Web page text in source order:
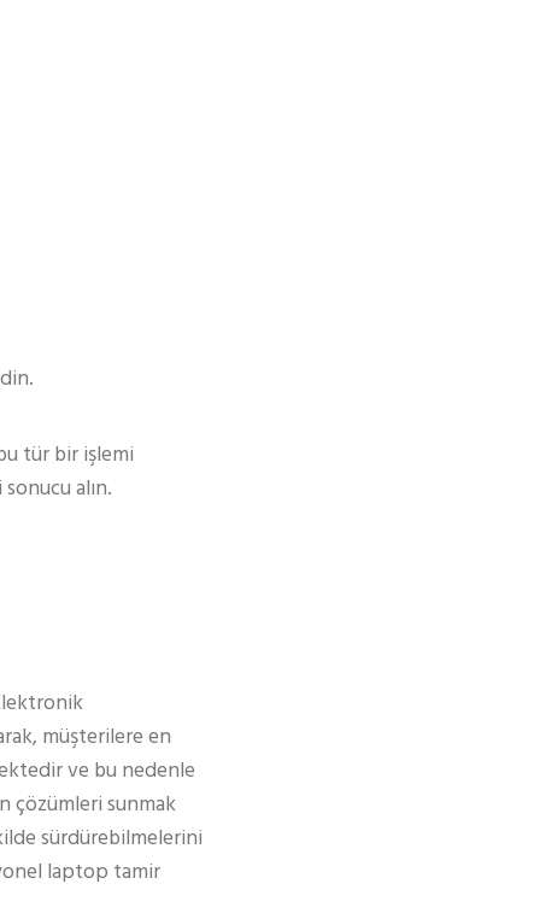
tür bir işlemi
alın.
müşterilere en
ve bu nedenle
çözümleri sunmak
sürdürebilmelerini
laptop tamir